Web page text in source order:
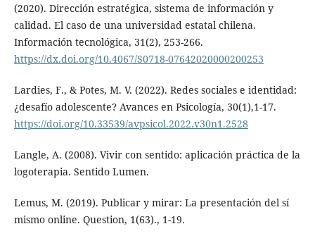
(2020). Dirección estratégica, sistema de información y
calidad. El caso de una universidad estatal chilena.
Información tecnológica, 31(2), 253-266.
https://dx.doi.org/10.4067/S0718-07642020000200253
Lardies, F., & Potes, M. V. (2022). Redes sociales e identidad:
¿desafío adolescente? Avances en Psicología, 30(1),1-17.
https://doi.org/10.33539/avpsicol.2022.v30n1.2528
Langle, A. (2008). Vivir con sentido: aplicación práctica de la
logoterapia. Sentido Lumen.
Lemus, M. (2019). Publicar y mirar: La presentación del sí
mismo online. Question, 1(63)., 1-19.